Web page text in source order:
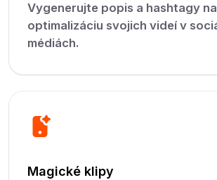
Vygenerujte popis a hashtagy na
optimalizáciu svojich videí v
médiách.
Magické klipy